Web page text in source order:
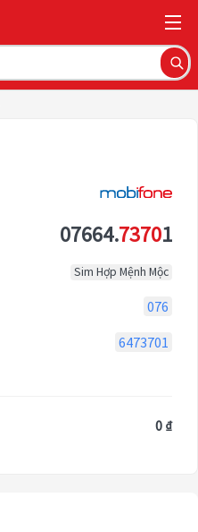
07664.73701
Sim Hợp Mệnh Mộc
076
6473701
0 ₫